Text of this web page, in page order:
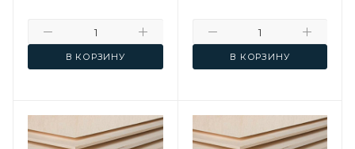
В КОРЗИНУ В КОРЗИНУ